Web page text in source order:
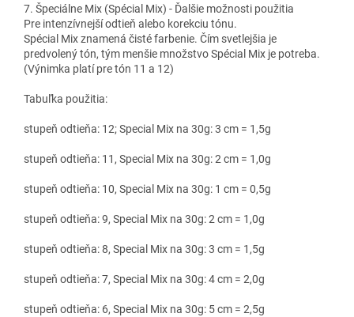
7. Špeciálne Mix (Spécial Mix) - Ďalšie možnosti použitia
Pre intenzívnejší odtieň alebo korekciu tónu.
Spécial Mix znamená čisté farbenie. Čím svetlejšia je
predvolený tón, tým menšie množstvo Spécial Mix je potreba.
(Výnimka platí pre tón 11 a 12)
Tabuľka použitia:
stupeň odtieňa: 12; Special Mix na 30g: 3 cm = 1,5g
stupeň odtieňa: 11, Special Mix na 30g: 2 cm = 1,0g
stupeň odtieňa: 10, Special Mix na 30g: 1 cm = 0,5g
stupeň odtieňa: 9, Special Mix na 30g: 2 cm = 1,0g
stupeň odtieňa: 8, Special Mix na 30g: 3 cm = 1,5g
stupeň odtieňa: 7, Special Mix na 30g: 4 cm = 2,0g
stupeň odtieňa: 6, Special Mix na 30g: 5 cm = 2,5g